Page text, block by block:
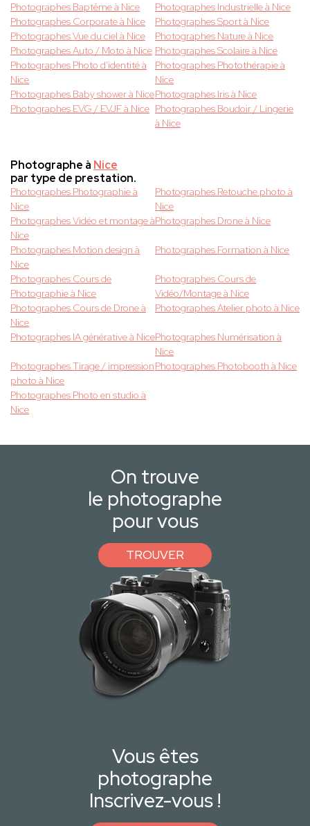
Photographes Baptême à Nice
Photographes Industrielle à Nice
Photographes Corporate à Nice
Photographes Sport à Nice
Photographes Vue du ciel à Nice
Photographes Nature à Nice
Photographes Auto / Moto à Nice Photographes Scolaire à Nice
Photographes Photo d'identité à
Nice
Photographes Photothérapie à
Nice
Photographes Baby shower à NicePhotographes Iris à Nice
Photographes EVG / EVJF à Nice Photographes Boudoir / Lingerie
à Nice
Photographe à Nice
par type de prestation.
Photographes Photographie à
Nice
Photographes Retouche photo à
Nice
Photographes Vidéo et montage à
Nice
Photographes Drone à Nice
Photographes Motion design à
Nice
Photographes Formation à Nice
Photographes Cours de
Photographie à Nice
Photographes Cours de
Vidéo/Montage à Nice
Photographes Cours de Drone à
Nice
Photographes Atelier photo à Nice
Photographes IA générative à NicePhotographes Numérisation à
Nice
Photographes Tirage / impression
photo à Nice
Photographes Photobooth à Nice
Photographes Photo en studio à
Nice
On trouve
le photographe
pour vous
TROUVER
Vous êtes
photographe
Inscrivez-vous !